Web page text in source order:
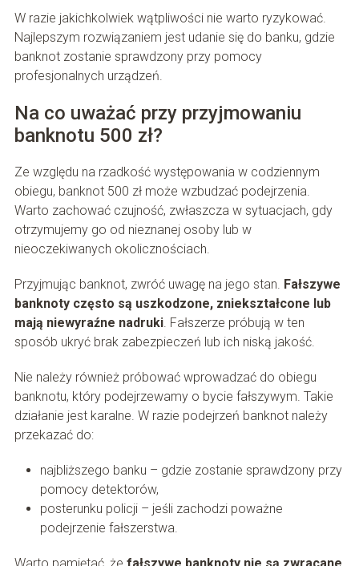
W razie jakichkolwiek wątpliwości nie warto ryzykować.
Najlepszym rozwiązaniem jest udanie się do banku, gdzie
banknot zostanie sprawdzony przy pomocy
profesjonalnych urządzeń.
Na co uważać przy przyjmowaniu
banknotu 500 zł?
Ze względu na rzadkość występowania w codziennym
obiegu, banknot 500 zł może wzbudzać podejrzenia.
Warto zachować czujność, zwłaszcza w sytuacjach, gdy
otrzymujemy go od nieznanej osoby lub w
nieoczekiwanych okolicznościach.
Przyjmując banknot, zwróć uwagę na jego stan. Fałszywe
banknoty często są uszkodzone, zniekształcone lub
mają niewyraźne nadruki. Fałszerze próbują w ten
sposób ukryć brak zabezpieczeń lub ich niską jakość.
Nie należy również próbować wprowadzać do obiegu
banknotu, który podejrzewamy o bycie fałszywym. Takie
działanie jest karalne. W razie podejrzeń banknot należy
przekazać do:
najbliższego banku – gdzie zostanie sprawdzony przy
pomocy detektorów,
posterunku policji – jeśli zachodzi poważne
podejrzenie fałszerstwa.